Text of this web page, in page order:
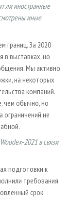
ли иностранные
иные
границ. За 2020
в выставках, но
Мы активно
на некоторых
компаний.
чем обычно, но
ограничений не
2021 в связи
подготовки к
требования
срок